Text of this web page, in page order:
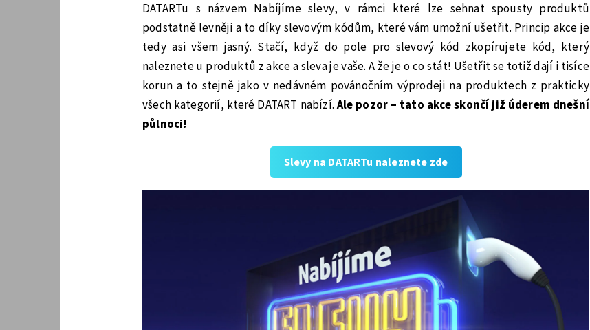
DATARTu s názvem Nabíjíme slevy, v rámci které lze sehnat spousty produktů
podstatně levněji a to díky slevovým kódům, které vám umožní ušetřit. Princip akce je
tedy asi všem jasný. Stačí, když do pole pro slevový kód zkopírujete kód, který
naleznete u produktů z akce a sleva je vaše. A že je o co stát! Ušetřit se totiž dají i tisíce
korun a to stejně jako v nedávném povánočním výprodeji na produktech z prakticky
všech kategorií, které DATART nabízí.Ale pozor – tato akce skončí již úderem dnešní
půlnoci!
Slevy na DATARTu naleznete zde